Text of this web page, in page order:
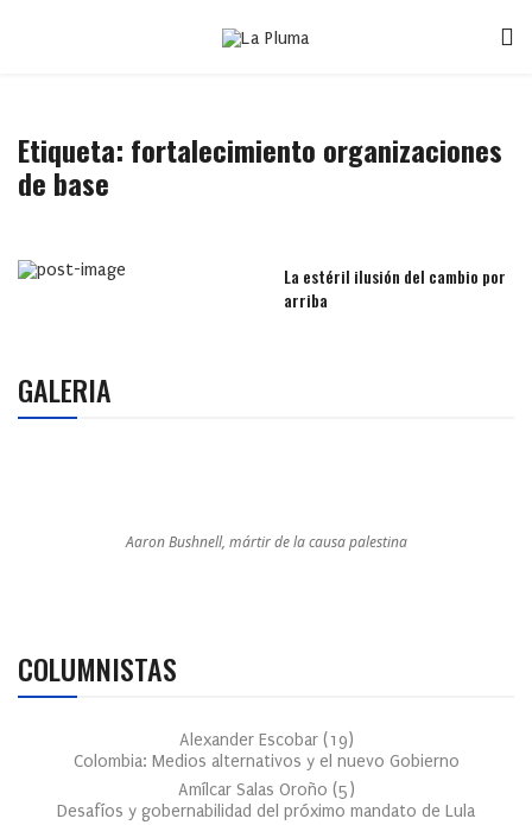
Etiqueta: fortalecimiento organizaciones
de base
La estéril ilusión del cambio por
arriba
GALERIA
Aaron Bushnell, mártir de la causa palestina
COLUMNISTAS
Alexander Escobar (19)
Colombia: Medios alternativos y el nuevo Gobierno
Amílcar Salas Oroño (5)
Desafíos y gobernabilidad del próximo mandato de Lula